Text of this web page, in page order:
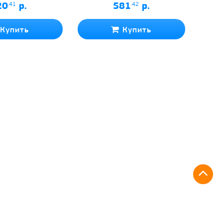
.41 р.
Купить
581.42 р.
Купить